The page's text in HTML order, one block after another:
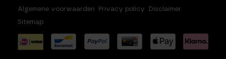
Algemene voorwaarden Privacy policy Disclaimer
Sitemap